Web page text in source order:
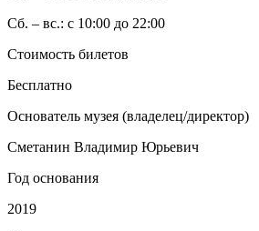
Сб. – вс.: с 10:00 до 22:00
Стоимость билетов
Бесплатно
Основатель музея (владелец/директор)
Сметанин Владимир Юрьевич
Год основания
2019